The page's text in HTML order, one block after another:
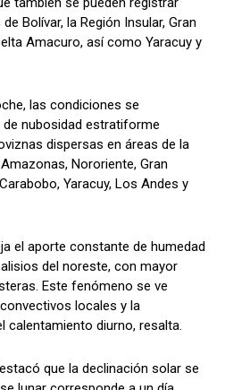
Bolívar, la Región Insular, Gran
Amacuro, así como Yaracuy y
las condiciones se
nubosidad estratiforme
dispersas en áreas de la
Nororiente, Gran
Yaracuy, Los Andes y
el aporte constante de humedad
del noreste, con mayor
Este fenómeno se ve
locales y la
calentamiento diurno, resalta.
que la declinación solar se